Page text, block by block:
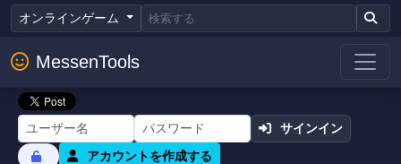
オンラインゲーム
MessenTools
サインイン
アカウントを作成する